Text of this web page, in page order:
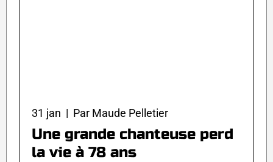
31 jan | Par Maude Pelletier
Une grande chanteuse perd
la vie à 78 ans